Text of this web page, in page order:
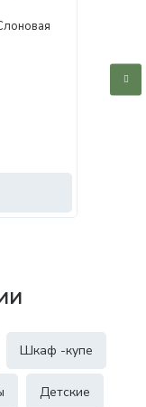
Шкаф -купе
Детские